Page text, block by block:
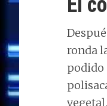
ronda
podido